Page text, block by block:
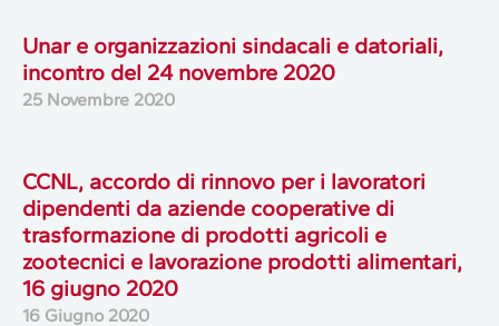
Unar e organizzazioni sindacali e datoriali,
incontro del 24 novembre 2020
25 Novembre 2020
CCNL, accordo di rinnovo per i lavoratori
dipendenti da aziende cooperative di
trasformazione di prodotti agricoli e
zootecnici e lavorazione prodotti alimentari,
16 giugno 2020
16 Giugno 2020